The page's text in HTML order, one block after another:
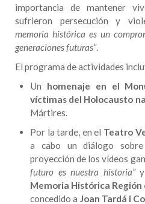
importancia de mantener
sufrieron persecución y
memoria histórica es un
generaciones futuras”.
El programa de actividades
Un homenaje en el
víctimas del Holocausto
Mártires.
Por la tarde, en el Teatro
a cabo un diálogo sobre
proyección de los vídeos
futuro es nuestra historia”y
Memoria Histórica Región
concedido a Joan Tardá i